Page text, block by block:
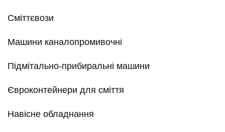
Сміттєвози
Машини каналопромивочні
Підмітально-прибиральні машини
Євроконтейнери для сміття
Навісне обладнання